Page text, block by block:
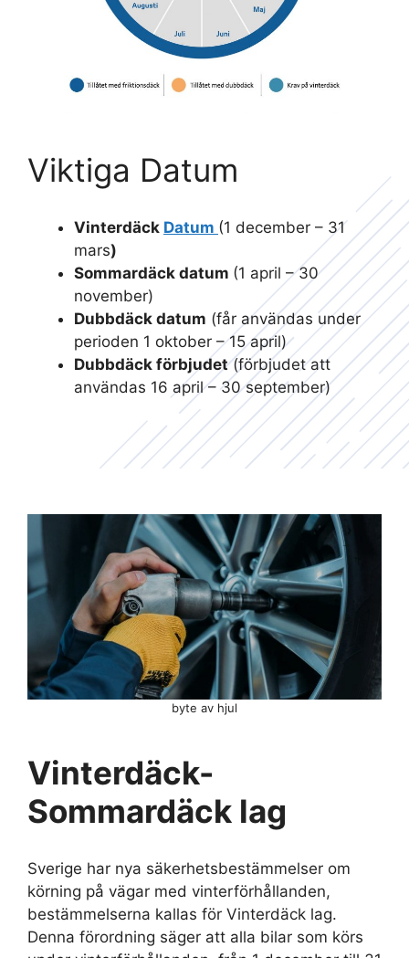
Viktiga Datum
Vinterdäck Datum (1 december – 31
mars)
Sommardäck datum (1 april – 30
november)
Dubbdäck datum (får användas under
perioden 1 oktober – 15 april)
Dubbdäck förbjudet(förbjudet att
användas 16 april – 30 september)
byte av hjul
Vinterdäck-
Sommardäck lag
Sverige har nya säkerhetsbestämmelser om
körning på vägar med vinterförhållanden,
bestämmelserna kallas för Vinterdäck lag.
Denna förordning säger att alla bilar som körs